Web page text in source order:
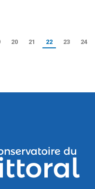
20 21 22 23 24